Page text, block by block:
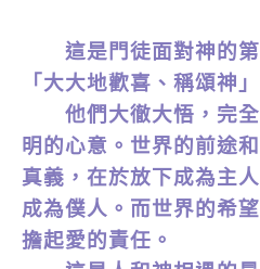
這是門徒面對神的第
「大大地歡喜、稱頌神」
他們大徹大悟，完全
明的心意。世界的前途
真義，在於放下成為主
成為僕人。而世界的希
擔起愛的責任。